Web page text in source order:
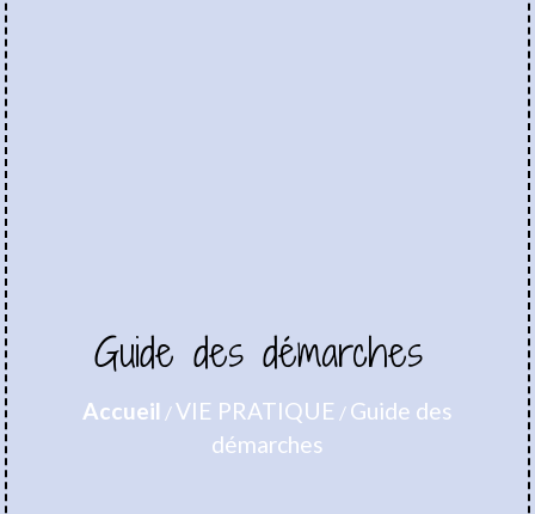
Guide des démarches
Accueil /VIE PRATIQUE / Guide des
démarches